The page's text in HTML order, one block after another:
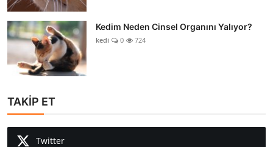
Kedim Neden Cinsel Organını Yalıyor?
kedi 0 724
TAKİP ET
Twitter